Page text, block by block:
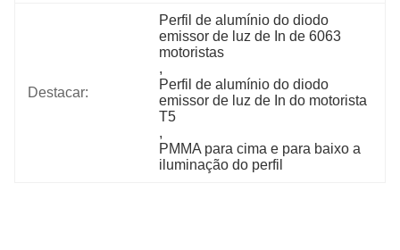
Destacar:
Perfil de alumínio do diodo
emissor de luz de In de 6063
motoristas
,
Perfil de alumínio do diodo
emissor de luz de In do motorista
T5
,
PMMA para cima e para baixo a
iluminação do perfil